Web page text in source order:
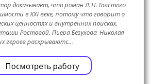
доказывает, что роман Л. Н. Толстого
в XXI веке, потому что говорит о
ценностях и внутренних поисках.
Ростовой, Пьера Безухова, Николая
героев раскрываютс…
Посмотреть работу